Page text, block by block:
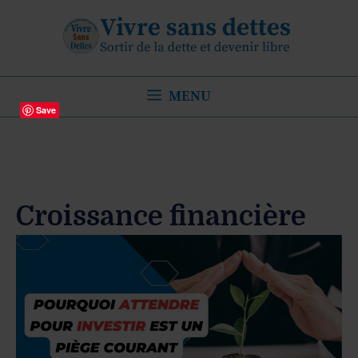
MENU
Croissance financière
Save